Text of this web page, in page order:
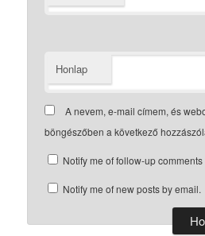
Honlap
A nevem, e-mail címem, és
böngészőben a következő
Notify me of follow-up
Notify me of new posts by email.